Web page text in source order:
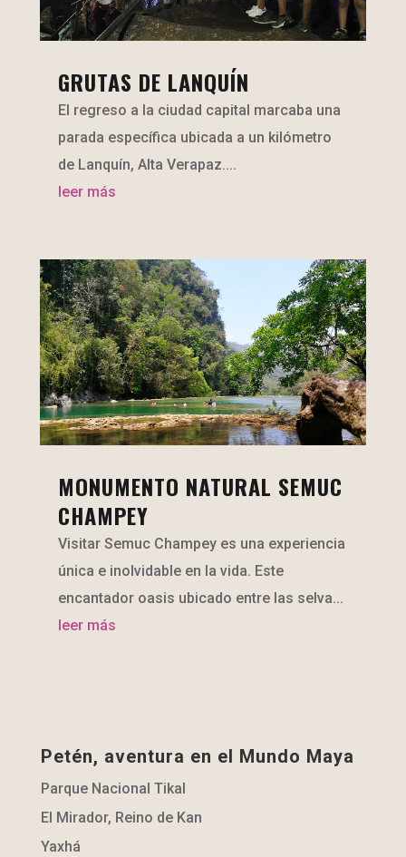
GRUTAS DE LANQUÍN
El regreso a la ciudad capital marcaba una
parada específica ubicada a un kilómetro
de Lanquín, Alta Verapaz....
leer más
MONUMENTO NATURAL SEMUC
CHAMPEY
Visitar Semuc Champey es una experiencia
única e inolvidable en la vida. Este
encantador oasis ubicado entre las selva...
leer más
Petén, aventura en el Mundo Maya
Parque Nacional Tikal
El Mirador, Reino de Kan
Yaxhá